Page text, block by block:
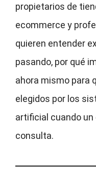
propietarios de
ecommerce y
quieren entender
pasando, por qué
ahora mismo para
elegidos por los
artificial cuando
consulta.